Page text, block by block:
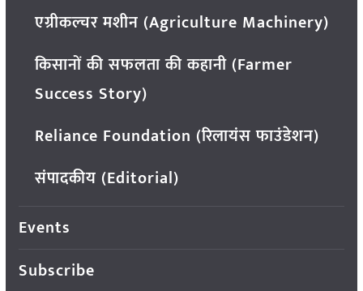
एग्रीकल्चर मशीन (Agriculture Machinery)
किसानों की सफलता की कहानी (Farmer
Success Story)
Reliance Foundation (रिलायंस फाउंडेशन)
संपादकीय (Editorial)
Events
Subscribe